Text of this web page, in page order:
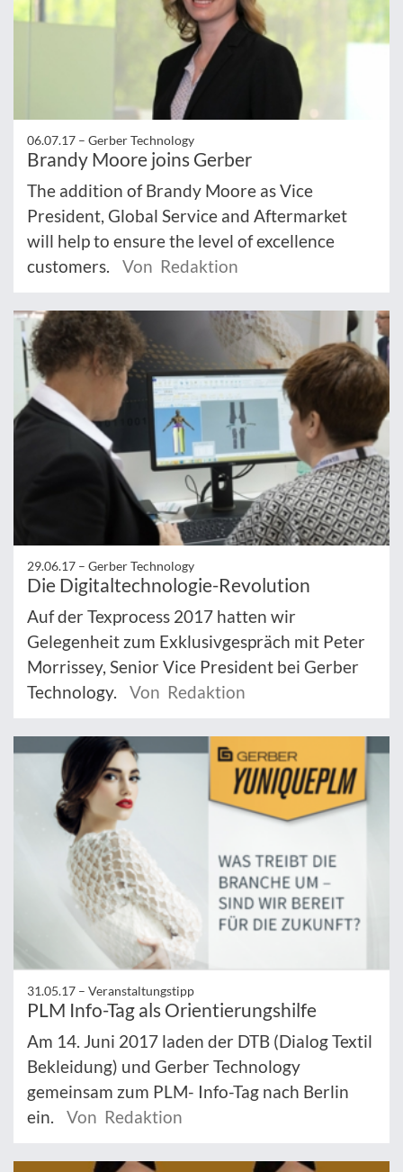
06.07.17 – Gerber Technology
Brandy Moore joins Gerber
The addition of Brandy Moore as Vice
President, Global Service and Aftermarket
will help to ensure the level of excellence
customers.
Von Redaktion
29.06.17 – Gerber Technology
Die Digitaltechnologie-Revolution
Auf der Texprocess 2017 hatten wir
Gelegenheit zum Exklusivgespräch mit Peter
Morrissey, Senior Vice President bei Gerber
Technology.
Von Redaktion
31.05.17 – Veranstaltungstipp
PLM Info-Tag als Orientierungshilfe
Am 14. Juni 2017 laden der DTB (Dialog Textil
Bekleidung) und Gerber Technology
gemeinsam zum PLM- Info-Tag nach Berlin
ein.
Von Redaktion